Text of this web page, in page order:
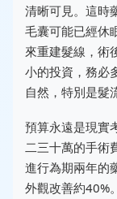
清晰可見。這時
毛囊可能已經休
來重建髮線，術
小的投資，務必
自然，特別是髮
預算永遠是現實
二三十萬的手術
進行為期兩年的
外觀改善約40%